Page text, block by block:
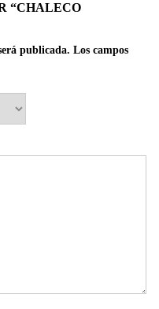
“CHALECO
publicada. Los campos